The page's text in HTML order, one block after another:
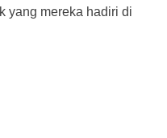
yang mereka hadiri di